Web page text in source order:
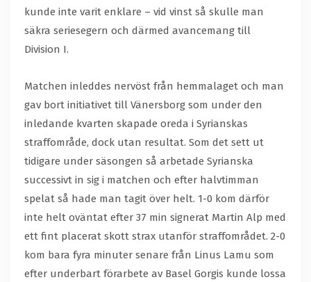
kunde inte varit enklare – vid vinst så skulle man
säkra seriesegern och därmed avancemang till
Division I.
Matchen inleddes nervöst från hemmalaget och man
gav bort initiativet till Vänersborg som under den
inledande kvarten skapade oreda i Syrianskas
straffområde, dock utan resultat. Som det sett ut
tidigare under säsongen så arbetade Syrianska
successivt in sig i matchen och efter halvtimman
spelat så hade man tagit över helt. 1-0 kom därför
inte helt oväntat efter 37 min signerat Martin Alp med
ett fint placerat skott strax utanför straffområdet. 2-0
kom bara fyra minuter senare från Linus Lamu som
efter underbart förarbete av Basel Gorgis kunde lossa